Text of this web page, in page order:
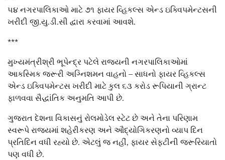
૫૪ નગરપાલિકાઓ માટે ૭૧ ફાયર વ્હિકલ્સ એન્ડ ઇક્વિપમેન્ટસની
ખરીદી જી.યુ.ડી.સી દ્વારા કરવામાં આવશે.
***
મુખ્યમંત્રીશ્રી ભૂપેન્દ્ર પટેલે રાજ્યની નગરપાલિકાઓમાં
આકસ્મિક જરૂરી અગ્નિશમન વાહનો – સાધનો ફાયર વ્હિકલ્સ
એન્ડ ઇક્વિપમેન્ટસ ખરીદી માટે કુલ ૬૩ કરોડ રૂપિયાની ગ્રાન્ટ
ફાળવવા સૈદ્ધાંતિક અનુમતિ આપી છે.
ગુજરાત દેશના વિકાસનું રોલમોડેલ સ્ટેટ છે અને તેના પરિણામ
સ્વરૂપે રાજ્યમાં શહેરીકરણ અને ઔદ્યોગિકરણનો વ્યાપ દિન
પ્રતિદિન વધી રહ્યો છે. એટલું જ નહીં, ફાયર સેફ્ટીની જરૂરિયાતો
પણ વધી છે.